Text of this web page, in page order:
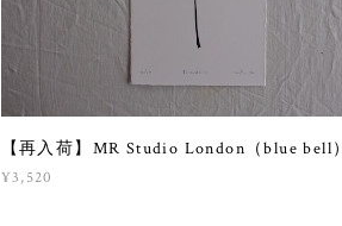
【再入荷】MR Studio London（blue bell）
¥3,520